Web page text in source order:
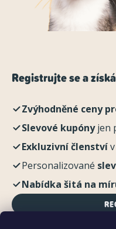
Registrujte se a
Zvýhodněné ceny
Slevové kupónyjen
Exkluzivní členství
Personalizované
Nabídka šitá na